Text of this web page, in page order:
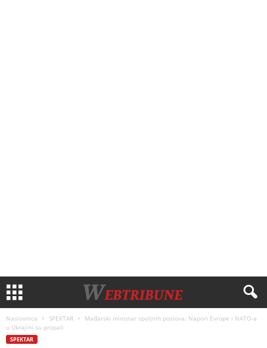
Naslovnica SPEKTAR
Mađarski ministar spoljnih poslova: Napori Evrope i NATO-a
u Ukrajini su propali
SPEKTAR